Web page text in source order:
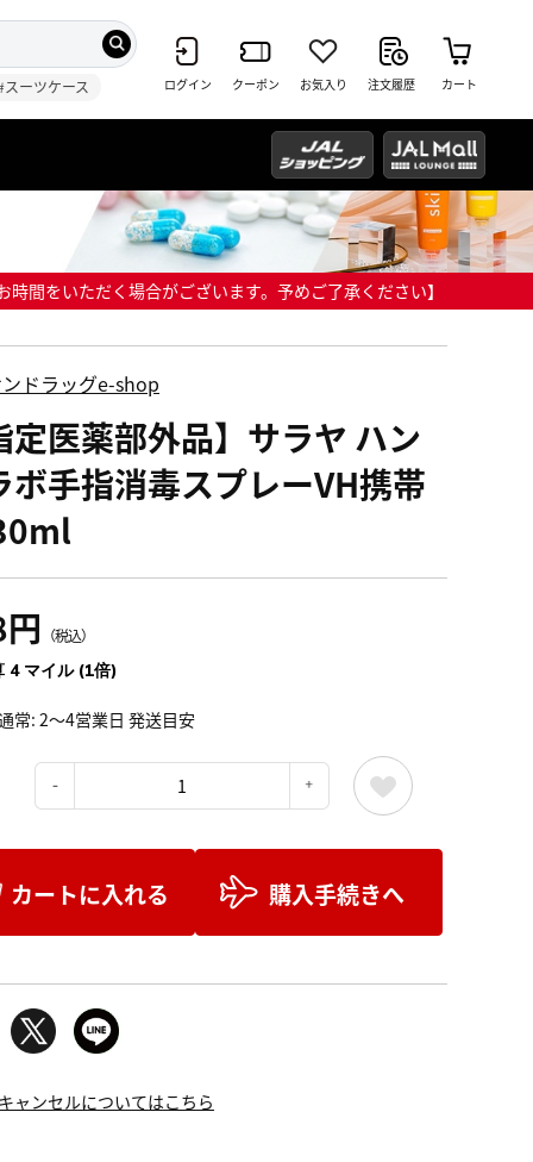
スーツケース ログイン クーポン お気入り 注文履歴 カート
間をいただく場合がございます。予めご了承ください】
ドラッグe-shop
定医薬部外品】サラヤ ハン
ボ手指消毒スプレーVH携帯
（税込）
4 マイル (1倍)
常: 2～4営業日 発送目安
カートに入れる 購入手続きへ
ャンセルについてはこちら